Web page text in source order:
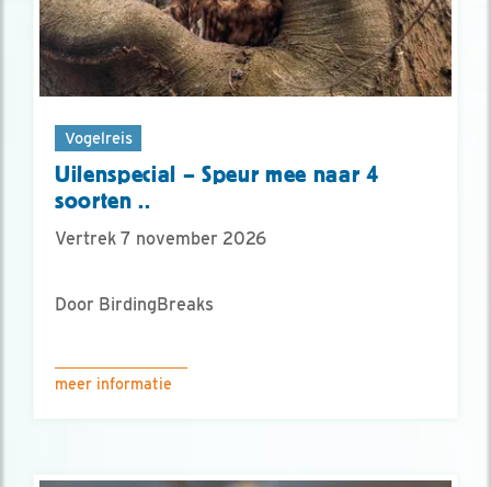
Vogelreis
Uilenspecial – Speur mee naar 4
soorten ..
Vertrek 7 november 2026
Door BirdingBreaks
meer informatie